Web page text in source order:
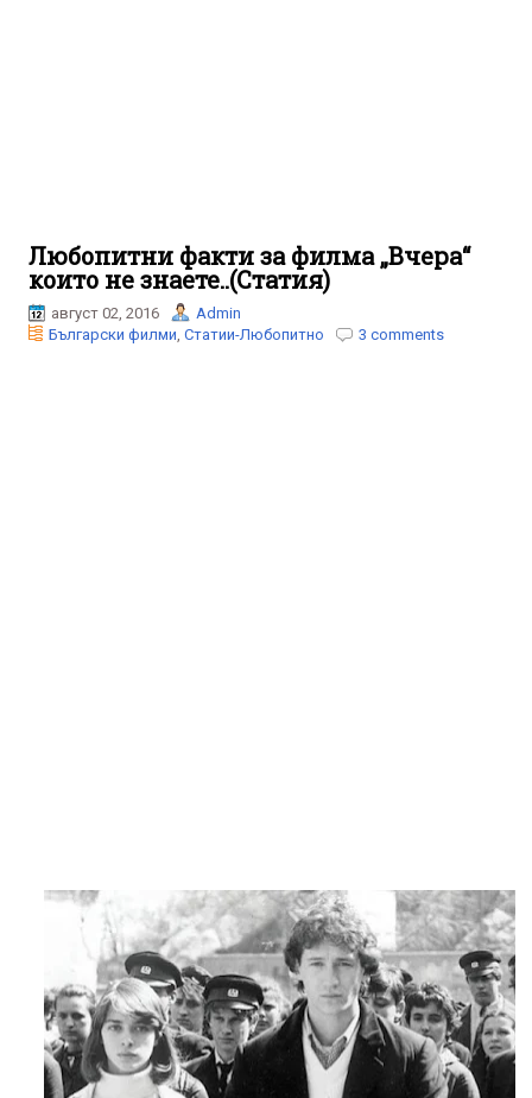
Любопитни факти за филма „Вчера“
които не знаете..(Статия)
август 02, 2016
Admin
Български филми, Статии-Любопитно 3 comments